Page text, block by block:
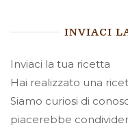
INVIACI
Inviaci la tua ricetta
Hai realizzato una
Siamo curiosi di
piacerebbe